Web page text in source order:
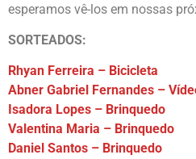
esperamos vê-los em nossas
SORTEADOS:
Rhyan Ferreira – Bicicleta
Abner Gabriel Fernandes –
Isadora Lopes – Brinquedo
Valentina Maria – Brinquedo
Daniel Santos – Brinquedo